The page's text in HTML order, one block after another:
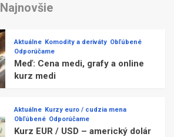
Najnovšie
Aktuálne Komodity a deriváty Obľúbené
Odporúčame
Meď: Cena medi, grafy a online
kurz medi
Aktuálne Kurzy euro / cudzia mena
Obľúbené Odporúčame
Kurz EUR / USD – americký dolár